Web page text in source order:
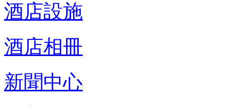
酒店設施
酒店相冊
新聞中心